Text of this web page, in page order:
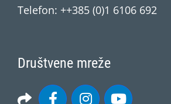
Telefon: ++385 (0)1 6106 692
Društvene mreže